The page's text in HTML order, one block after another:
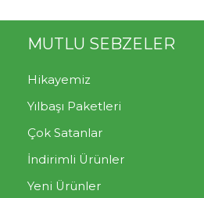
MUTLU SEBZELER
Hikayemiz
Yılbaşı Paketleri
Çok Satanlar
İndirimli Ürünler
Yeni Ürünler